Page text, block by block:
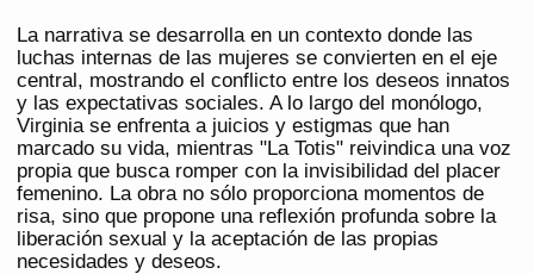
La narrativa se desarrolla en un contexto donde las
luchas internas de las mujeres se convierten en el eje
central, mostrando el conflicto entre los deseos innatos
y las expectativas sociales. A lo largo del monólogo,
Virginia se enfrenta a juicios y estigmas que han
marcado su vida, mientras "La Totis" reivindica una voz
propia que busca romper con la invisibilidad del placer
femenino. La obra no sólo proporciona momentos de
risa, sino que propone una reflexión profunda sobre la
liberación sexual y la aceptación de las propias
necesidades y deseos.